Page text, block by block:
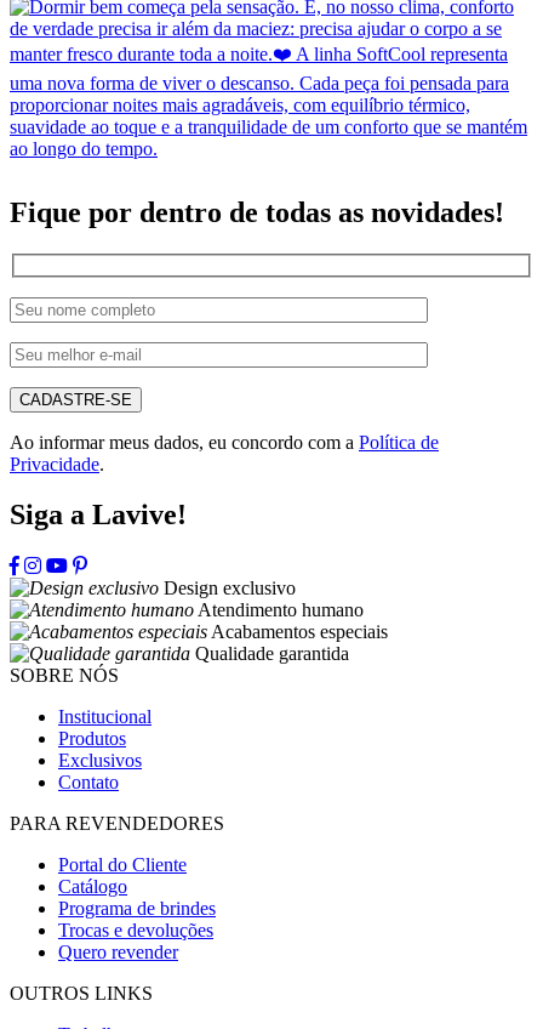
Fique por dentro de todas as novidades!
CADASTRE-SE
Ao informar meus dados, eu concordo com a Política de
Privacidade.
Siga a Lavive!
Design exclusivo
Atendimento humano
Acabamentos especiais
Qualidade garantida
SOBRE NÓS
Institucional
Produtos
Exclusivos
Contato
PARA REVENDEDORES
Portal do Cliente
Catálogo
Programa de brindes
Trocas e devoluções
Quero revender
OUTROS LINKS